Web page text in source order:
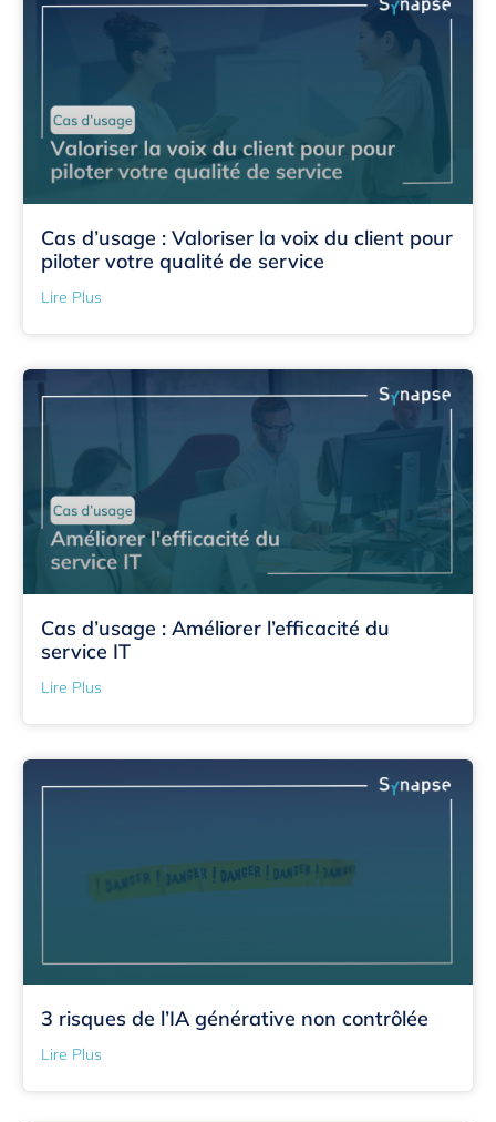
Cas d’usage : Valoriser la voix du client pour
piloter votre qualité de service
Lire Plus
Cas d’usage : Améliorer l’efficacité du
service IT
Lire Plus
3 risques de l’IA générative non contrôlée
Lire Plus